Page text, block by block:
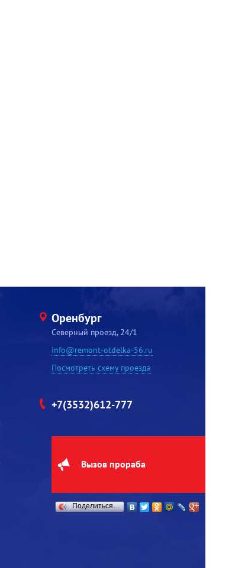
Оренбург
Северный проезд, 24/1
info@remont-otdelka-56.ru
Посмотреть схему проезда
+7(3532)612-777
Вызов прораба
Поделиться…